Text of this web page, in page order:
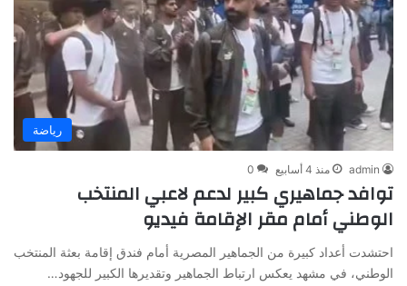
رياضة
admin منذ 4 أسابيع 0
توافد جماهيري كبير لدعم لاعبي المنتخب
الوطني أمام مقر الإقامة فيديو
احتشدت أعداد كبيرة من الجماهير المصرية أمام فندق إقامة بعثة المنتخب
الوطني، في مشهد يعكس ارتباط الجماهير وتقديرها الكبير للجهود…